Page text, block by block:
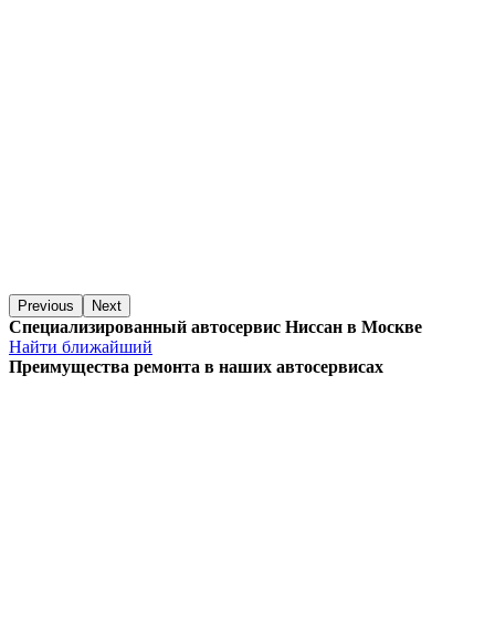
Previous Next
Специализированный автосервис Ниссан в Москве
Найти ближайший
Преимущества ремонта в наших автосервисах